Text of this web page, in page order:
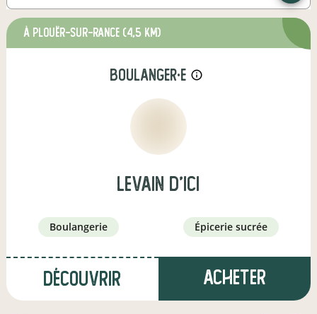
à Plouër-sur-Rance (4,5 km)
boulanger·e info_outline
LEVAIN D'ICI
boulangerie épicerie sucrée
Découvrir Acheter